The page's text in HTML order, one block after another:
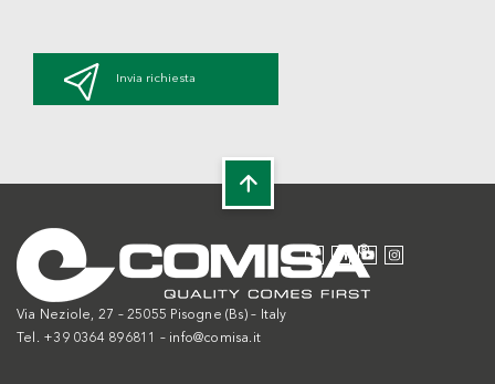
Invia richiesta
Via Neziole, 27 – 25055 Pisogne (Bs) – Italy
Tel. +39 0364 896811 – info@comisa.it